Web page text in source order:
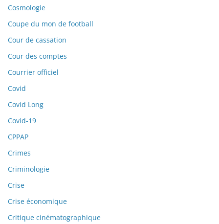
Cosmologie
Coupe du mon de football
Cour de cassation
Cour des comptes
Courrier officiel
Covid
Covid Long
Covid-19
CPPAP
Crimes
Criminologie
Crise
Crise économique
Critique cinématographique